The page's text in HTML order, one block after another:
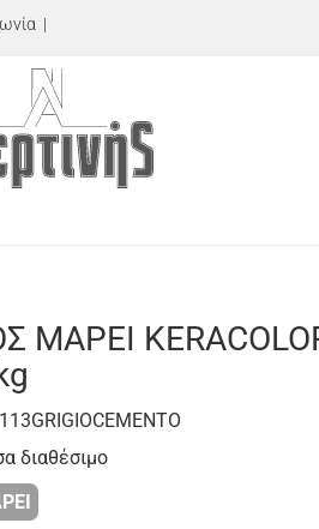
|
113GRIGIOCEMENTO
διαθέσιμο